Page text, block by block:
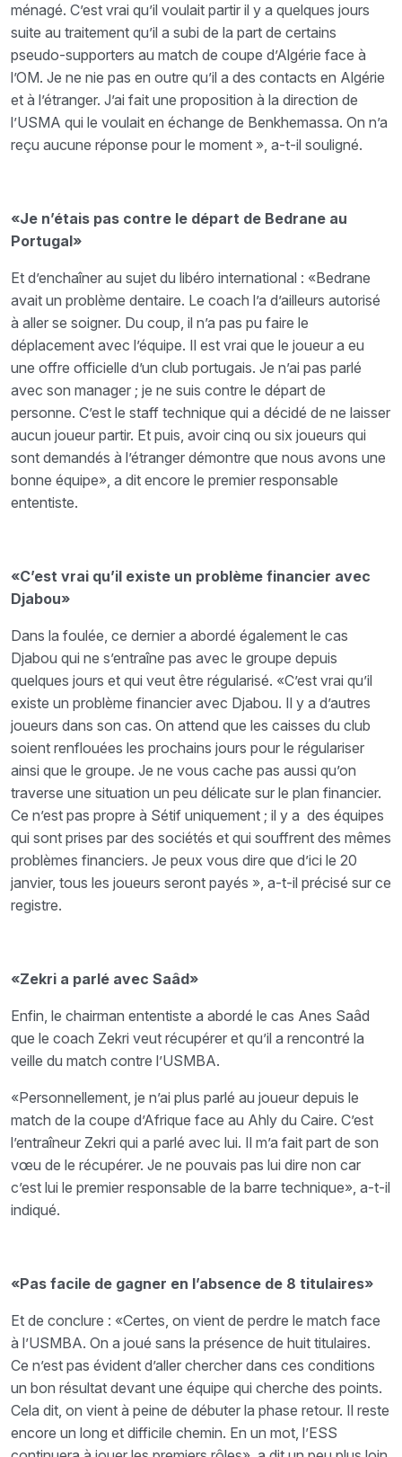
ménagé. C’est vrai qu’il voulait partir il y a quelques jours
suite au traitement qu’il a subi de la part de certains
pseudo-supporters au match de coupe d’Algérie face à
l’OM. Je ne nie pas en outre qu’il a des contacts en Algérie
et à l’étranger. J’ai fait une proposition à la direction de
l’USMA qui le voulait en échange de Benkhemassa. On n’a
reçu aucune réponse pour le moment », a-t-il souligné.
«Je n’étais pas contre le départ de Bedrane au
Portugal»
Et d’enchaîner au sujet du libéro international : «Bedrane
avait un problème dentaire. Le coach l’a d’ailleurs autorisé
à aller se soigner. Du coup, il n’a pas pu faire le
déplacement avec l’équipe. Il est vrai que le joueur a eu
une offre officielle d’un club portugais. Je n’ai pas parlé
avec son manager ; je ne suis contre le départ de
personne. C’est le staff technique qui a décidé de ne laisser
aucun joueur partir. Et puis, avoir cinq ou six joueurs qui
sont demandés à l’étranger démontre que nous avons une
bonne équipe», a dit encore le premier responsable
ententiste.
«C’est vrai qu’il existe un problème financier avec
Djabou»
Dans la foulée, ce dernier a abordé également le cas
Djabou qui ne s’entraîne pas avec le groupe depuis
quelques jours et qui veut être régularisé. «C’est vrai qu’il
existe un problème financier avec Djabou. Il y a d’autres
joueurs dans son cas. On attend que les caisses du club
soient renflouées les prochains jours pour le régulariser
ainsi que le groupe. Je ne vous cache pas aussi qu’on
traverse une situation un peu délicate sur le plan financier.
Ce n’est pas propre à Sétif uniquement ; il y a des équipes
qui sont prises par des sociétés et qui souffrent des mêmes
problèmes financiers. Je peux vous dire que d’ici le 20
janvier, tous les joueurs seront payés », a-t-il précisé sur ce
registre.
«Zekri a parlé avec Saâd»
Enfin, le chairman ententiste a abordé le cas Anes Saâd
que le coach Zekri veut récupérer et qu’il a rencontré la
veille du match contre l’USMBA.
«Personnellement, je n’ai plus parlé au joueur depuis le
match de la coupe d’Afrique face au Ahly du Caire. C’est
l’entraîneur Zekri qui a parlé avec lui. Il m’a fait part de son
vœu de le récupérer. Je ne pouvais pas lui dire non car
c’est lui le premier responsable de la barre technique», a-t-il
indiqué.
«Pas facile de gagner en l’absence de 8 titulaires»
Et de conclure : «Certes, on vient de perdre le match face
à l’USMBA. On a joué sans la présence de huit titulaires.
Ce n’est pas évident d’aller chercher dans ces conditions
un bon résultat devant une équipe qui cherche des points.
Cela dit, on vient à peine de débuter la phase retour. Il reste
encore un long et difficile chemin. En un mot, l’ESS